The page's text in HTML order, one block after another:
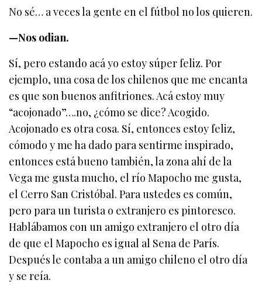
No sé… a veces la gente en el fútbol no los quieren.
—Nos odian.
Sí, pero estando acá yo estoy súper feliz. Por
ejemplo, una cosa de los chilenos que me encanta
es que son buenos anfitriones. Acá estoy muy
“acojonado”….no, ¿cómo se dice? Acogido.
Acojonado es otra cosa. Sí, entonces estoy feliz,
cómodo y me ha dado para sentirme inspirado,
entonces está bueno también, la zona ahí de la
Vega me gusta mucho, el río Mapocho me gusta,
el Cerro San Cristóbal. Para ustedes es común,
pero para un turista o extranjero es pintoresco.
Hablábamos con un amigo extranjero el otro día
de que el Mapocho es igual al Sena de París.
Después le contaba a un amigo chileno el otro día
y se reía.